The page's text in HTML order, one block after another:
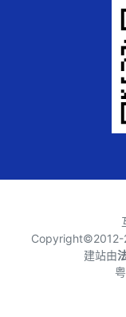
Copyright©2012-
建站由